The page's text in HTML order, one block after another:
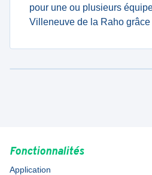
pour une ou plusieurs
Villeneuve de la Raho grâce
Fonctionnalités
Application